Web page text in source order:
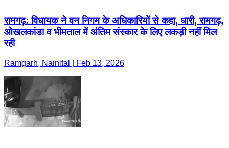
रामगढ़: विधायक ने वन निगम के अधिकारियों से कहा, धारी, रामगढ़,
ओखलकांडा व भीमताल में अंतिम संस्कार के लिए लकड़ी नहीं मिल
रही
Ramgarh, Nainital | Feb 13, 2026